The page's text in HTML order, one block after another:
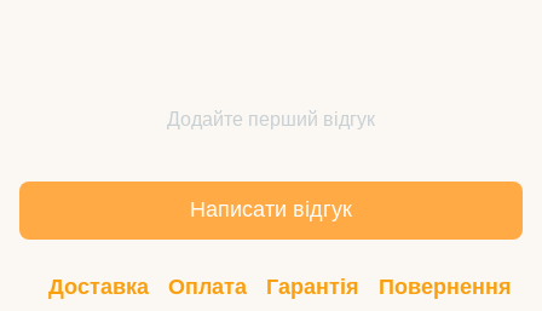
Додайте перший відгук
Написати відгук
Доставка Оплата Гарантія Повернення